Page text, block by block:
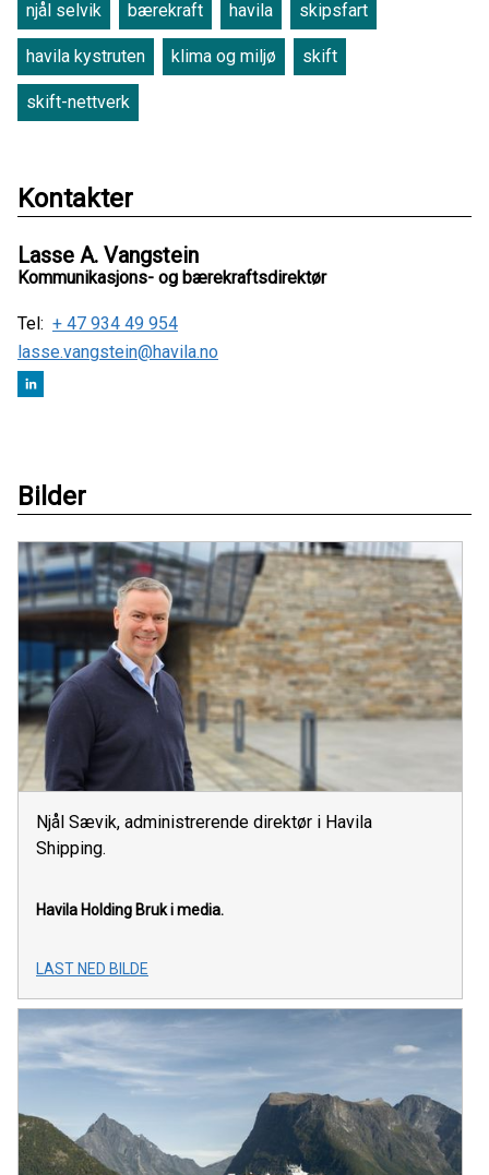
njål selvik bærekraft havila skipsfart
havila kystruten klima og miljø skift
skift-nettverk
Kontakter
Lasse A. Vangstein
Kommunikasjons- og bærekraftsdirektør
Tel: + 47 934 49 954
lasse.vangstein@havila.no
Bilder
Njål Sævik, administrerende direktør i Havila
Shipping.
Havila Holding Bruk i media.
LAST NED BILDE